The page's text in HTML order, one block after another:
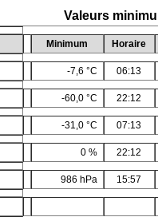
Valeurs
Minimum Horaire
-7,6 °C 06:13
-60,0 °C 22:12
-31,0 °C 07:13
0 % 22:12
986 hPa 15:57